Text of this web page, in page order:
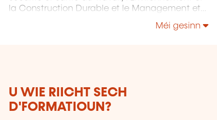
la Construction Durable et le Management et
Méi gesinn
U WIE RIICHT SECH
D'FORMATIOUN?